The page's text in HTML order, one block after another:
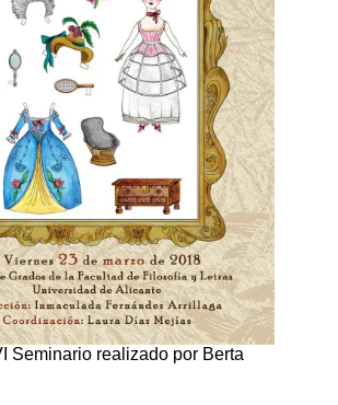
Seminario realizado por Berta